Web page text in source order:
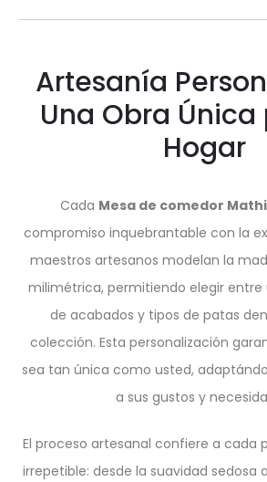
Artesanía
Una Obra Única
Hogar
Cada Mesa de comedor
compromiso inquebrantable con la
maestros artesanos modelan la
milimétrica, permitiendo elegir
de acabados y tipos de patas
colección. Esta personalización
sea tan única como usted,
a sus gustos y
El proceso artesanal confiere a cada
irrepetible: desde la suavidad sedosa